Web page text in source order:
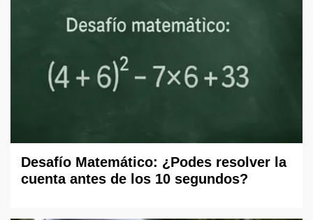
Desafío Matemático: ¿Podes resolver la
cuenta antes de los 10 segundos?